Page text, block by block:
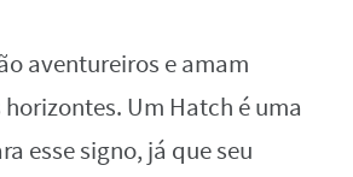
aventureiros e amam
Um Hatch é uma
esse signo, já que seu